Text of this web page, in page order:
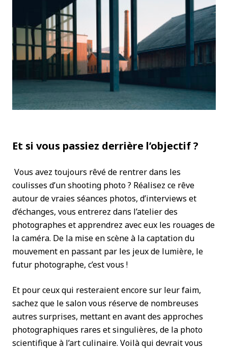
Et si vous passiez derrière l’objectif ?
Vous avez toujours rêvé de rentrer dans les
coulisses d’un shooting photo ? Réalisez ce rêve
autour de vraies séances photos, d’interviews et
d’échanges, vous entrerez dans l’atelier des
photographes et apprendrez avec eux les rouages de
la caméra. De la mise en scène à la captation du
mouvement en passant par les jeux de lumière, le
futur photographe, c’est vous !
Et pour ceux qui resteraient encore sur leur faim,
sachez que le salon vous réserve de nombreuses
autres surprises, mettant en avant des approches
photographiques rares et singulières, de la photo
scientifique à l’art culinaire. Voilà qui devrait vous